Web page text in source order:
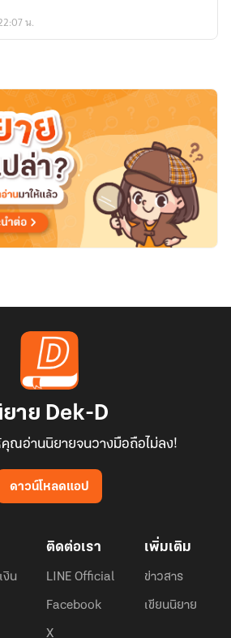
น.
าย Dek-D
ณอ่านนิยายจนวางมือถือไม่ลง!
ดาวน์โหลดแอป
งิน
ติดต่อเรา
LINE Official
Facebook
X
เพิ่มเติม
ข่าวสาร
เขียนนิยาย